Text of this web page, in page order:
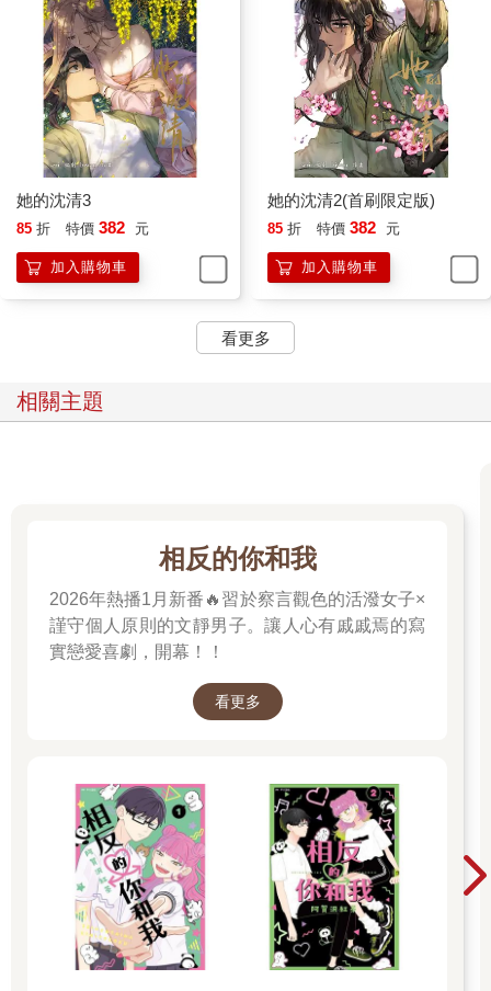
她的沈清3
85 折 特價 382 元
加入購物車
她的沈清2(首刷限定版)
85 折 特價 382 元
加入購物車
看更多
相關主題
相反的你和我
2026年熱播1月新番🔥習於察言觀色的活潑女子×
謹守個人原則的文靜男子。讓人心有戚戚焉的寫
實戀愛喜劇，開幕！！
看更多